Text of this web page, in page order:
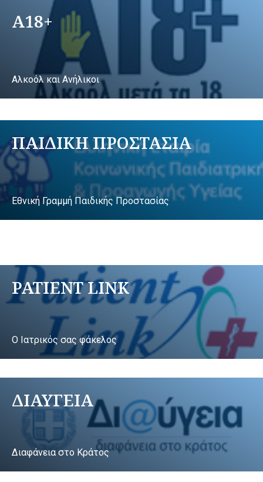
A18+
Αλκοόλ και Ανήλικοι
ΠΑΙΔΙΚΗ ΠΡΟΣΤΑΣΙΑ
Εθνική Γραμμή Παιδικής Προστασίας
PATIENT LINK
Ο Ιατρικός σας φάκελος
ΔΙΑΥΓΕΙΑ
Διαφάνεια στο Κράτος